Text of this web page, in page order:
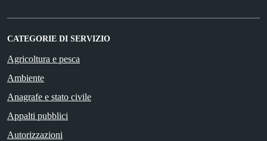
CATEGORIE DI SERVIZIO
Agricoltura e pesca
Ambiente
Anagrafe e stato civile
Appalti pubblici
Autorizzazioni